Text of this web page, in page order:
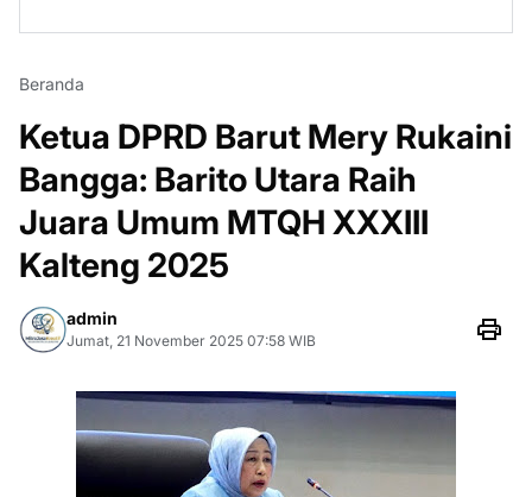
Beranda
Ketua DPRD Barut Mery Rukaini
Bangga: Barito Utara Raih
Juara Umum MTQH XXXIII
Kalteng 2025
admin
Jumat, 21 November 2025 07:58 WIB